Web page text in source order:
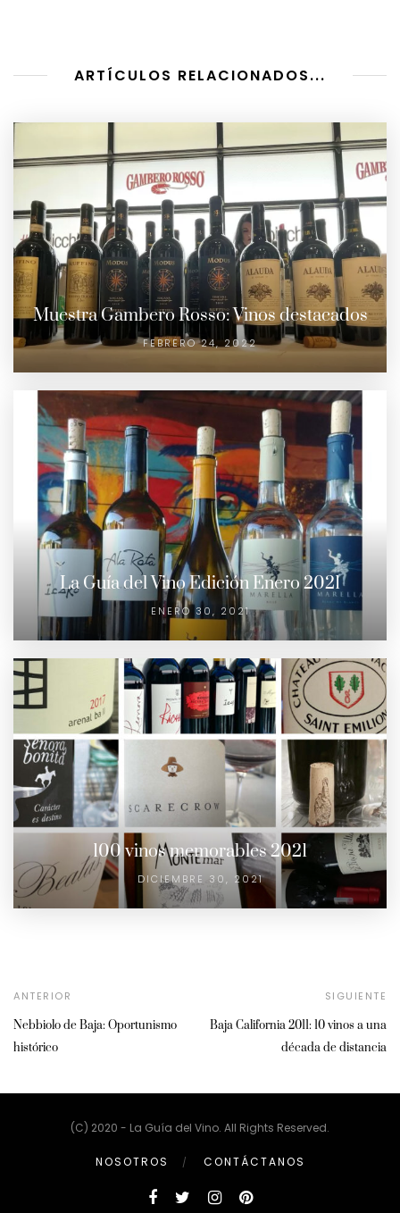
ARTÍCULOS RELACIONADOS...
Muestra Gambero Rosso: Vinos destacados
FEBRERO 24, 2022
La Guía del Vino Edición Enero 2021
ENERO 30, 2021
100 vinos memorables 2021
DICIEMBRE 30, 2021
ANTERIOR
Nebbiolo de Baja: Oportunismo
histórico
SIGUIENTE
Baja California 2011: 10 vinos a una
década de distancia
(C) 2020 - La Guía del Vino. All Rights Reserved.
NOSOTROS CONTÁCTANOS